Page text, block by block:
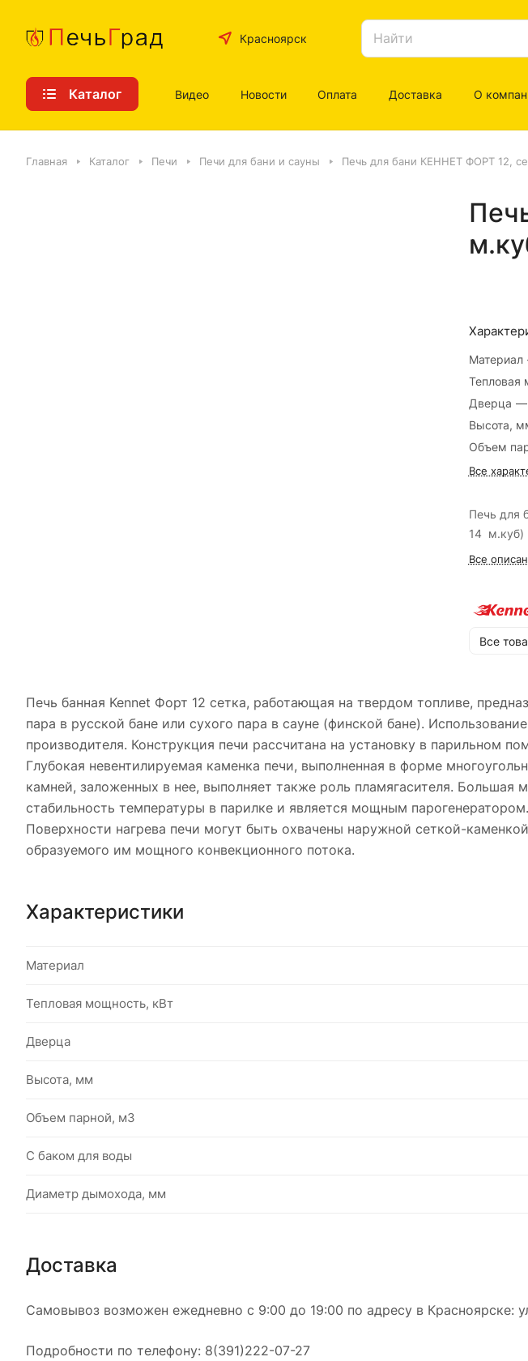
Красноярск
Каталог Видео Новости Оплата Доставка О
Главная Каталог Печи Печи для бани и сауны Печь для бани КЕННЕТ ФОРТ 12,
Материал
Тепловая
Дверца —
Высота,
Объем
Все
Печь для
14 м.куб)
Все
Все
Печь банная Kennet Форт 12 сетка, работающая на твердом топливе,
пара в русской бане или сухого пара в сауне (финской бане).
производителя. Конструкция печи рассчитана на установку в парильном
Глубокая невентилируемая каменка печи, выполненная в форме
камней, заложенных в нее, выполняет также роль пламягасителя. Большая
стабильность температуры в парилке и является мощным парогенератором.
Поверхности нагрева печи могут быть охвачены наружной сеткой-
образуемого им мощного конвекционного потока.
Характеристики
Материал
Тепловая мощность, кВт
Дверца
Высота, мм
Объем парной, м3
С баком для воды
Диаметр дымохода, мм
Доставка
Самовывоз возможен ежедневно с 9:00 до 19:00 по адресу в Красноярске:
Подробности по телефону: 8(391)222-07-27